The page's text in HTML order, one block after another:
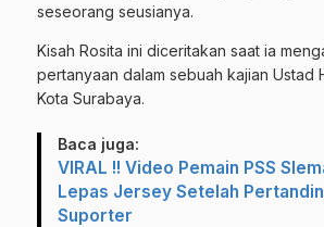
seseorang seusianya.
Kisah Rosita ini diceritakan saat ia
pertanyaan dalam sebuah kajian Ustad
Kota Surabaya.
Baca juga:
VIRAL !! Video Pemain PSS
Lepas Jersey Setelah
Suporter